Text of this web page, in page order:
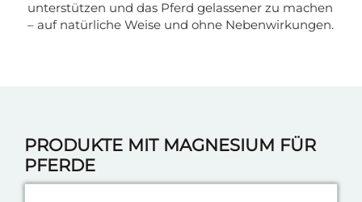
unterstützen und das Pferd gelassener zu machen
– auf natürliche Weise und ohne Nebenwirkungen.
PRODUKTE MIT MAGNESIUM FÜR
PFERDE